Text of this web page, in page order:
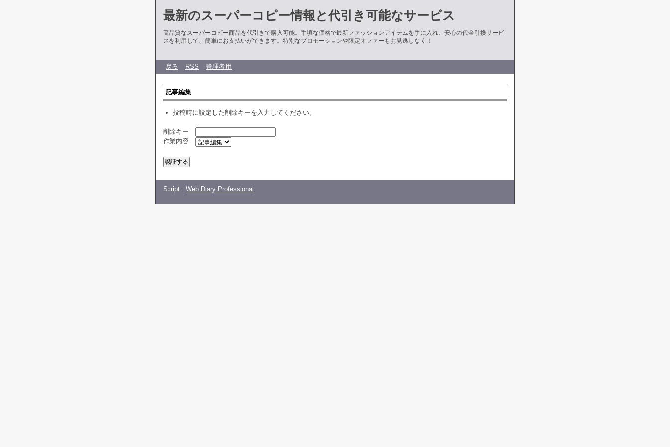
最新のスーパーコピー情報と代引き可能なサービス
高品質なスーパーコピー商品を代引きで購入可能。手頃な価格で最新ファッションアイテムを手に入れ、安心の代金引換サービ
スを利用して、簡単にお支払いができます。特別なプロモーションや限定オファーもお見逃しなく！
戻る RSS 管理者用
記事編集
投稿時に設定した削除キーを入力してください。
削除キー
作業内容
Script : Web Diary Professional